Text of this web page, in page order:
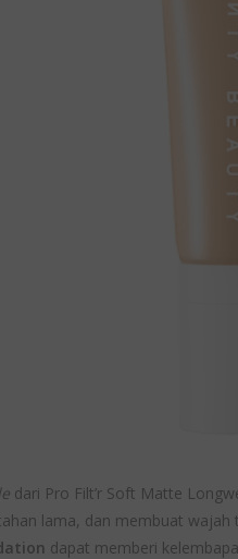
dari Pro Filt’r Soft Matte
lama, dan membuat wajah
dapat memberi